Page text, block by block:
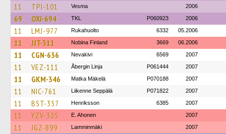
11 TPI-101 Vesma 2006
69 OXI-694 TKL P060923 2006
11 LMJ-977 Rukahuolto 6332 05.2006
11 JJT-311 Nobina Finland 3669 06.2006
11 CGN-636 Nevakivi 6569 2007
11 VEZ-111 Åbergin Linja P061444 2007
11 GKM-346 Matka Mäkelä P070188 2007
11 NIC-761 Liikenne Seppälä P071822 2007
11 BST-357 Henriksson 6385 2007
11 YZV-325 E. Ahonen 2007
11 JGZ-899 Lamminmäki 2007